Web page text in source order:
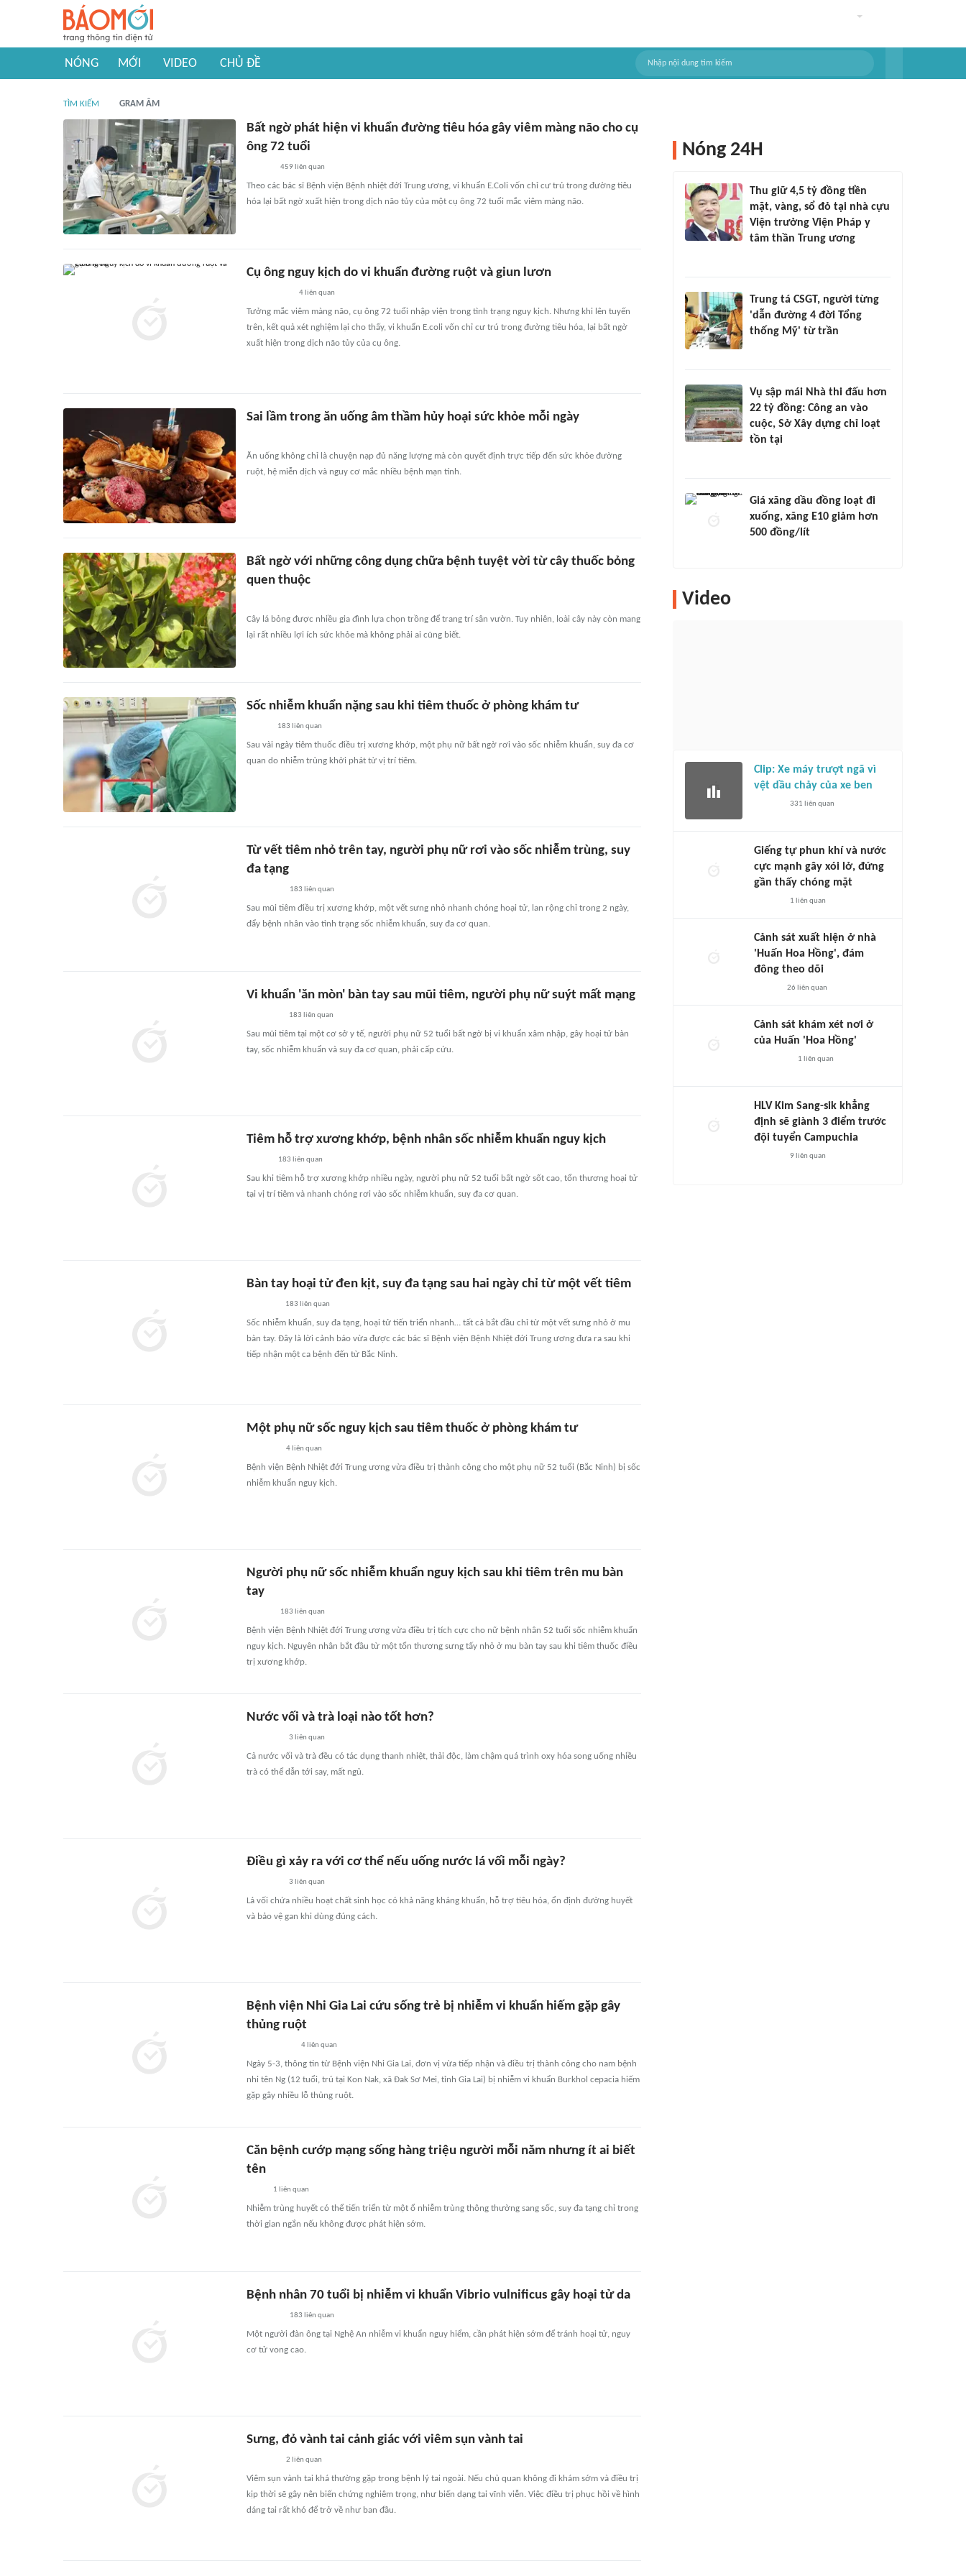
NÓNG MỚI VIDEO CHỦ ĐỀ
TÌM KIẾM GRAM ÂM
Bất ngờ phát hiện vi khuẩn đường tiêu hóa gây viêm màng não cho cụ
ông 72 tuổi
459 liên quan
Theo các bác sĩ Bệnh viện Bệnh nhiệt đới Trung ương, vi khuẩn E.Coli vốn chỉ cư trú trong đường tiêu
hóa lại bất ngờ xuất hiện trong dịch não tủy của một cụ ông 72 tuổi mắc viêm màng não.
Cụ ông nguy kịch do vi khuẩn đường ruột và giun lươn
4liên quan
Tưởng mắc viêm màng não, cụ ông 72 tuổi nhập viện trong tình trạng nguy kịch. Nhưng khi lên tuyến
trên, kết quả xét nghiệm lại cho thấy, vi khuẩn E.coli vốn chỉ cư trú trong đường tiêu hóa, lại bất ngờ
xuất hiện trong dịch não tủy của cụ ông.
Sai lầm trong ăn uống âm thầm hủy hoại sức khỏe mỗi ngày
Ăn uống không chỉ là chuyện nạp đủ năng lượng mà còn quyết định trực tiếp đến sức khỏe đường
ruột, hệ miễn dịch và nguy cơ mắc nhiều bệnh mạn tính.
Bất ngờ với những công dụng chữa bệnh tuyệt vời từ cây thuốc bỏng
quen thuộc
Cây lá bỏng được nhiều gia đình lựa chọn trồng để trang trí sân vườn. Tuy nhiên, loài cây này còn mang
lại rất nhiều lợi ích sức khỏe mà không phải ai cũng biết.
Sốc nhiễm khuẩn nặng sau khi tiêm thuốc ở phòng khám tư
183 liên quan
Sau vài ngày tiêm thuốc điều trị xương khớp, một phụ nữ bất ngờ rơi vào sốc nhiễm khuẩn, suy đa cơ
quan do nhiễm trùng khởi phát từ vị trí tiêm.
Từ vết tiêm nhỏ trên tay, người phụ nữ rơi vào sốc nhiễm trùng, suy
đa tạng
183 liên quan
Sau mũi tiêm điều trị xương khớp, một vết sưng nhỏ nhanh chóng hoại tử, lan rộng chỉ trong 2 ngày,
đẩy bệnh nhân vào tình trạng sốc nhiễm khuẩn, suy đa cơ quan.
Vi khuẩn 'ăn mòn' bàn tay sau mũi tiêm, người phụ nữ suýt mất mạng
183 liên quan
Sau mũi tiêm tại một cơ sở y tế, người phụ nữ 52 tuổi bất ngờ bị vi khuẩn xâm nhập, gây hoại tử bàn
tay, sốc nhiễm khuẩn và suy đa cơ quan, phải cấp cứu.
Tiêm hỗ trợ xương khớp, bệnh nhân sốc nhiễm khuẩn nguy kịch
183 liên quan
Sau khi tiêm hỗ trợ xương khớp nhiều ngày, người phụ nữ 52 tuổi bất ngờ sốt cao, tổn thương hoại tử
tại vị trí tiêm và nhanh chóng rơi vào sốc nhiễm khuẩn, suy đa cơ quan.
Bàn tay hoại tử đen kịt, suy đa tạng sau hai ngày chỉ từ một vết tiêm
183 liên quan
Sốc nhiễm khuẩn, suy đa tạng, hoại tử tiến triển nhanh… tất cả bắt đầu chỉ từ một vết sưng nhỏ ở mu
bàn tay. Đây là lời cảnh báo vừa được các bác sĩ Bệnh viện Bệnh Nhiệt đới Trung ương đưa ra sau khi
tiếp nhận một ca bệnh đến từ Bắc Ninh.
Một phụ nữ sốc nguy kịch sau tiêm thuốc ở phòng khám tư
4liên quan
Bệnh viện Bệnh Nhiệt đới Trung ương vừa điều trị thành công cho một phụ nữ 52 tuổi (Bắc Ninh) bị sốc
nhiễm khuẩn nguy kịch.
Người phụ nữ sốc nhiễm khuẩn nguy kịch sau khi tiêm trên mu bàn
tay
183 liên quan
Bệnh viện Bệnh Nhiệt đới Trung ương vừa điều trị tích cực cho nữ bệnh nhân 52 tuổi sốc nhiễm khuẩn
nguy kịch. Nguyên nhân bắt đầu từ một tổn thương sưng tấy nhỏ ở mu bàn tay sau khi tiêm thuốc điều
trị xương khớp.
Nước vối và trà loại nào tốt hơn?
3 liên quan
Cả nước vối và trà đều có tác dụng thanh nhiệt, thải độc, làm chậm quá trình oxy hóa song uống nhiều
trà có thể dẫn tới say, mất ngủ.
Điều gì xảy ra với cơ thể nếu uống nước lá vối mỗi ngày?
3 liên quan
Lá vối chứa nhiều hoạt chất sinh học có khả năng kháng khuẩn, hỗ trợ tiêu hóa, ổn định đường huyết
và bảo vệ gan khi dùng đúng cách.
Bệnh viện Nhi Gia Lai cứu sống trẻ bị nhiễm vi khuẩn hiếm gặp gây
thủng ruột
4 liên quan
Ngày 5-3, thông tin từ Bệnh viện Nhi Gia Lai, đơn vị vừa tiếp nhận và điều trị thành công cho nam bệnh
nhi tên Ng (12 tuổi, trú tại Kon Nak, xã Đak Sơ Mei, tỉnh Gia Lai) bị nhiễm vi khuẩn Burkhol cepacia hiếm
gặp gây nhiều lỗ thủng ruột.
Căn bệnh cướp mạng sống hàng triệu người mỗi năm nhưng ít ai biết
tên
1 liên quan
Nhiễm trùng huyết có thể tiến triển từ một ổ nhiễm trùng thông thường sang sốc, suy đa tạng chỉ trong
thời gian ngắn nếu không được phát hiện sớm.
Bệnh nhân 70 tuổi bị nhiễm vi khuẩn Vibrio vulnificus gây hoại tử da
183 liên quan
Một người đàn ông tại Nghệ An nhiễm vi khuẩn nguy hiểm, cần phát hiện sớm để tránh hoại tử, nguy
cơ tử vong cao.
Sưng, đỏ vành tai cảnh giác với viêm sụn vành tai
2 liên quan
Viêm sụn vành tai khá thường gặp trong bệnh lý tai ngoài. Nếu chủ quan không đi khám sớm và điều trị
kịp thời sẽ gây nên biến chứng nghiêm trọng, như biến dạng tai vĩnh viễn. Việc điều trị phục hồi về hình
dáng tai rất khó để trở về như ban đầu.
Nóng 24H
Thu giữ 4,5 tỷ đồng tiền
mặt, vàng, sổ đỏ tại nhà cựu
Viện trưởng Viện Pháp y
tâm thần Trung ương
Trung tá CSGT, người từng
'dẫn đường 4 đời Tổng
thống Mỹ' từ trần
Vụ sập mái Nhà thi đấu hơn
22 tỷ đồng: Công an vào
cuộc, Sở Xây dựng chỉ loạt
tồn tại
Giá xăng dầu đồng loạt đi
xuống, xăng E10 giảm hơn
500 đồng/lít
Video
Clip: Xe máy trượt ngã vì
vệt dầu chảy của xe ben
331 liên quan
Giếng tự phun khí và nước
cực mạnh gây xói lở, đứng
gần thấy chóng mặt
1 liên quan
Cảnh sát xuất hiện ở nhà
'Huấn Hoa Hồng', đám
đông theo dõi
26 liên quan
Cảnh sát khám xét nơi ở
của Huấn 'Hoa Hồng'
1 liên quan
HLV Kim Sang-sik khẳng
định sẽ giành 3 điểm trước
đội tuyển Campuchia
9 liên quan